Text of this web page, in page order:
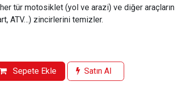
her tür motosiklet (yol ve arazi) ve diğer araçların
ATV…) zincirlerini temizler.
Sepete Ekle Satın Al